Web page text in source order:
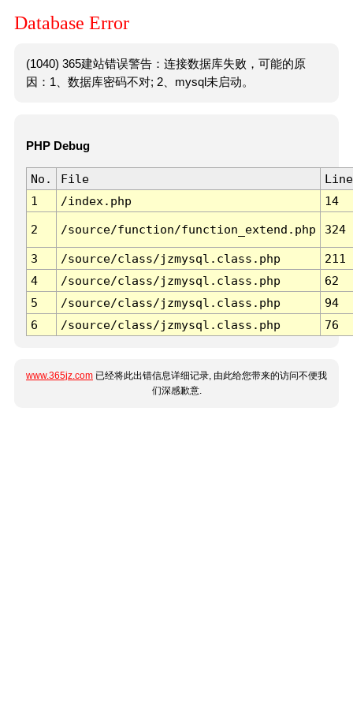
Database Error
(1040) 365建站错误警告：连接数据库失败，可能的原
因：1、数据库密码不对; 2、mysql未启动。
PHP Debug
No. File
Line
1
/index.php 14
2 /source/function/function_extend.php 324
3 /source/class/jzmysql.class.php
211
4
/source/class/jzmysql.class.php
62
5
/source/class/jzmysql.class.php
94
6
/source/class/jzmysql.class.php 76
www.365jz.com 已经将此出错信息详细记录, 由此给您带来的访问不便我
们深感歉意.